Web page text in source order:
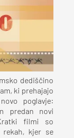
dediščino
ki prehajajo
poglavje:
predan novi
filmi so
kjer se